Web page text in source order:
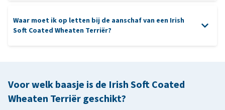
voedselallergieën
kortere vacht en vaak wat zelfstandiger.
Lagotto Romagnolo: heeft een krullende vacht zoals de
Waar moet ik op letten bij de aanschaf van een Irish
Soft Coated Wheaten Terriër?
Voor welk baasje is de Irish Soft Coated
Wheaten Terriër geschikt?